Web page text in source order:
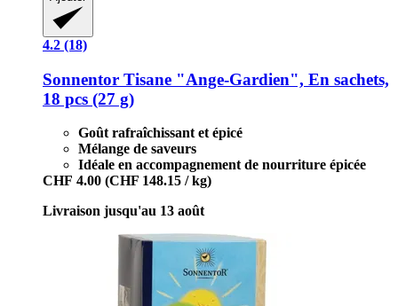
4.2 (18)
Sonnentor Tisane "Ange-​Gardien", En sachets,
18 pcs (27 g)
Goût rafraîchissant et épicé
Mélange de saveurs
Idéale en accompagnement de nourriture épicée
CHF 4.00 (CHF 148.15 / kg)
Livraison jusqu'au 13 août